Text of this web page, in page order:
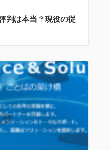
判は本当？現役の従